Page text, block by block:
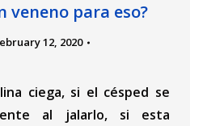
veneno para eso?
12, 2020
ciega, si el césped se
al jalarlo, si esta